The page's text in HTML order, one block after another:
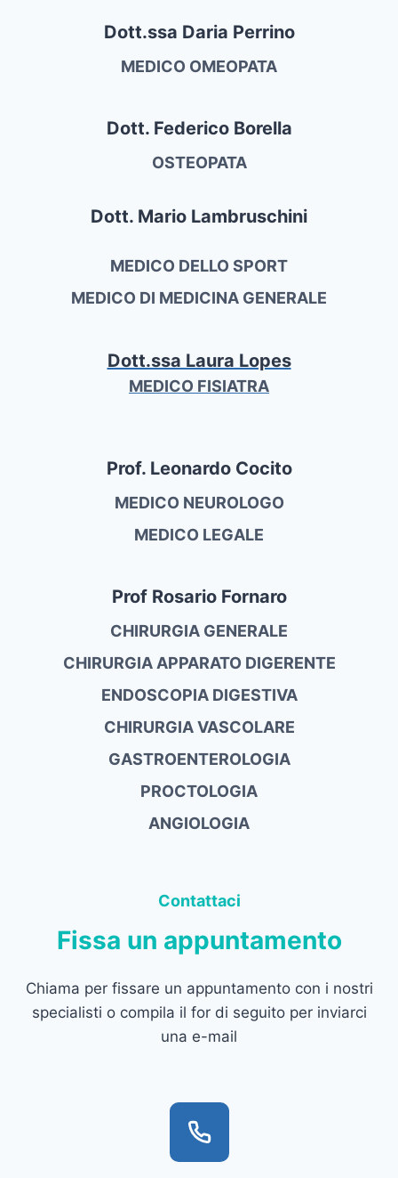
Dott.ssa Daria Perrino
MEDICO OMEOPATA
Dott. Federico Borella
OSTEOPATA
Dott. Mario Lambruschini
MEDICO DELLO SPORT
MEDICO DI MEDICINA GENERALE
Dott.ssa Laura Lopes
MEDICO FISIATRA
Prof. Leonardo Cocito
MEDICO NEUROLOGO
MEDICO LEGALE
Prof Rosario Fornaro
CHIRURGIA GENERALE
CHIRURGIA APPARATO DIGERENTE
ENDOSCOPIA DIGESTIVA
CHIRURGIA VASCOLARE
GASTROENTEROLOGIA
PROCTOLOGIA
ANGIOLOGIA
Contattaci
Fissa un appuntamento
Chiama per fissare un appuntamento con i nostri
specialisti o compila il for di seguito per inviarci
una e-mail